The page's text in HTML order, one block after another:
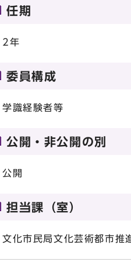
任期
2年
委員構成
学識経験者等
公開・非公開の別
公開
担当課（室）
文化市民局文化芸術都市推